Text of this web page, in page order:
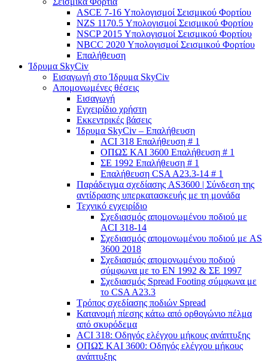
ASCE 7-16 Υπολογισμοί Σεισμικού Φορτίου
NZS 1170.5 Υπολογισμοί Σεισμικού Φορτίου
NSCP 2015 Υπολογισμοί Σεισμικού Φορτίου
NBCC 2020 Υπολογισμοί Σεισμικού Φορτίου
Επαλήθευση
Ίδρυμα SkyCiv
Εισαγωγή στο Ίδρυμα SkyCiv
Απομονωμένες θέσεις
Εισαγωγή
Εγχειρίδιο χρήστη
Εκκεντρικές βάσεις
Ίδρυμα SkyCiv – Επαλήθευση
ACI 318 Επαλήθευση # 1
ΟΠΩΣ ΚΑΙ 3600 Επαλήθευση # 1
ΣΕ 1992 Επαλήθευση # 1
Επαλήθευση CSA A23.3-14 # 1
Παράδειγμα σχεδίασης AS3600 | Σύνδεση της
αντίδρασης υπερκατασκευής με τη μονάδα
Τεχνικό εγχειρίδιο
Σχεδιασμός απομονωμένου ποδιού με
ACI 318-14
Σχεδιασμός απομονωμένου ποδιού με AS
3600 2018
Σχεδιασμός απομονωμένου ποδιού
σύμφωνα με το ΕΝ 1992 & ΣΕ 1997
Σχεδιασμός Spread Footing σύμφωνα με
το CSA A23.3
Τρόπος σχεδίασης ποδιών Spread
Κατανομή πίεσης κάτω από ορθογώνιο πέλμα
από σκυρόδεμα
ACI 318: Οδηγός ελέγχου μήκους ανάπτυξης
ΟΠΩΣ ΚΑΙ 3600: Οδηγός ελέγχου μήκους
ανάπτυξης